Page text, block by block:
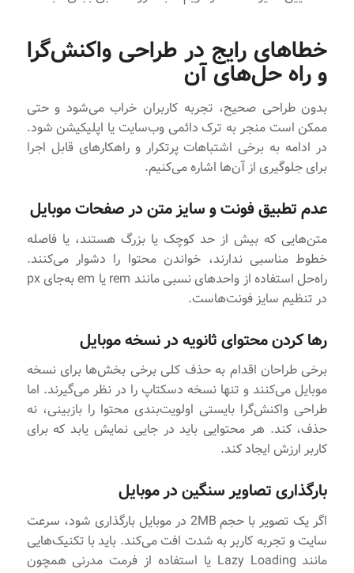
خطاهای رایج در طراحی واکنش‌گرا
و راه حل‌های آن
بدون طراحی صحیح، تجربه کاربران خراب می‌شود و حتی
ممکن است منجر به ترک دائمی وب‌سایت یا اپلیکیشن شود.
در ادامه به برخی اشتباهات پرتکرار و راهکارهای قابل اجرا
برای جلوگیری از آن‌ها اشاره می‌کنیم.
عدم تطبیق فونت و سایز متن در صفحات موبایل
متن‌هایی که بیش از حد کوچک یا بزرگ هستند، یا فاصله
خطوط مناسبی ندارند، خواندن محتوا را دشوار می‌کنند.
راه‌حل استفاده از واحدهای نسبی مانند rem یا em به‌جای px
در تنظیم سایز فونت‌هاست.
رها کردن محتوای ثانویه در نسخه موبایل
برخی طراحان اقدام به حذف کلی برخی بخش‌ها برای نسخه
موبایل می‌کنند و تنها نسخه دسکتاپ را در نظر می‌گیرند. اما
طراحی واکنش‌گرا بایستی اولویت‌بندی محتوا را بازبینی، نه
حذف، کند. هر محتوایی باید در جایی نمایش یابد که برای
کاربر ارزش ایجاد کند.
بارگذاری تصاویر سنگین در موبایل
اگر یک تصویر با حجم 2MB در موبایل بارگذاری شود، سرعت
سایت و تجربه کاربر به‌ شدت افت می‌کند. باید با تکنیک‌هایی
مانند Lazy Loading یا استفاده از فرمت مدرنی همچون